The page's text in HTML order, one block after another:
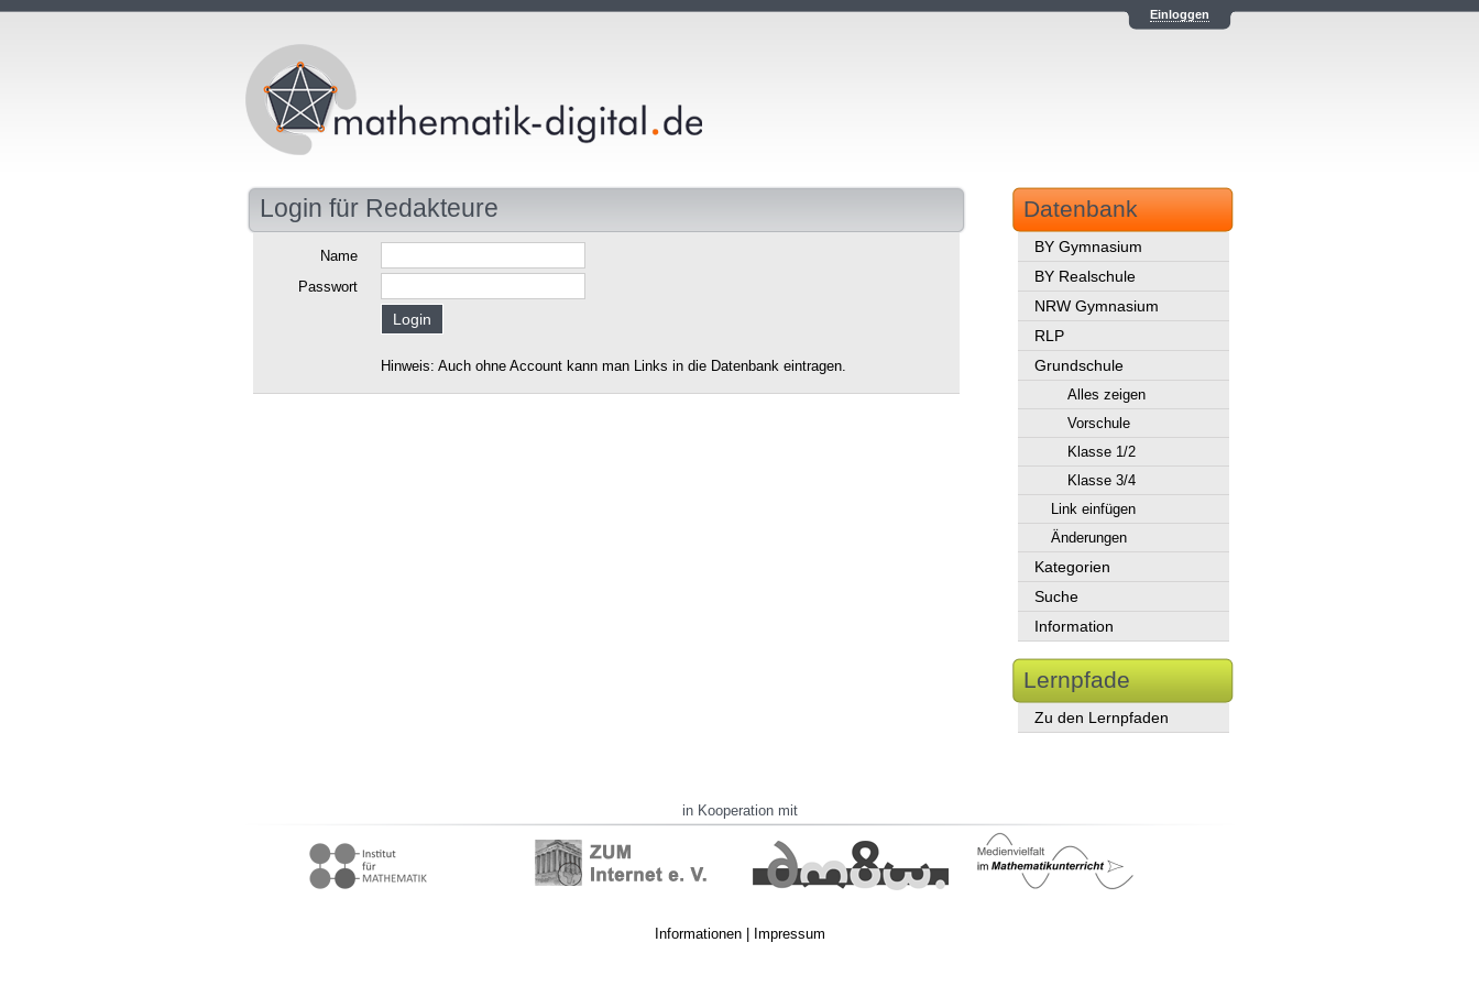
Einloggen
Login für Redakteure
Name
Passwort
Hinweis: Auch ohne Account kann man Links in die Datenbank eintragen.
Datenbank
BY Gymnasium
BY Realschule
NRW Gymnasium
RLP
Grundschule
Alles zeigen
Vorschule
Klasse 1/2
Klasse 3/4
Link einfügen
Änderungen
Kategorien
Suche
Information
Lernpfade
Zu den Lernpfaden
in Kooperation mit
Informationen| Impressum